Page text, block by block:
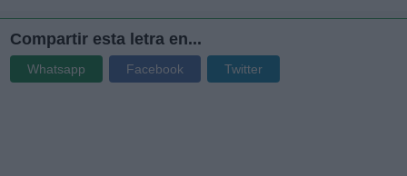
Compartir esta letra en...
Whatsapp Facebook Twitter